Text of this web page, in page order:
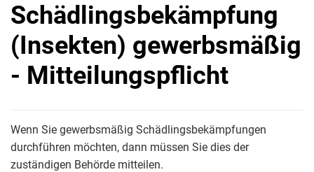
Schädlingsbekämpfung
(Insekten) gewerbsmäßig
- Mitteilungspflicht
Wenn Sie gewerbsmäßig Schädlingsbekämpfungen
durchführen möchten, dann müssen Sie dies der
zuständigen Behörde mitteilen.